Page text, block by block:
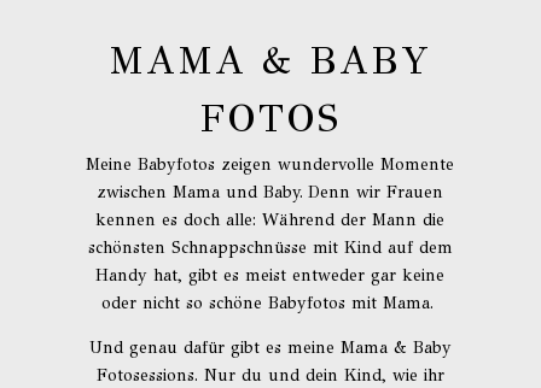
MAMA & BABY
FOTOS
Meine Babyfotos zeigen wundervolle Momente
zwischen Mama und Baby. Denn wir Frauen
kennen es doch alle: Während der Mann die
schönsten Schnappschnüsse mit Kind auf dem
Handy hat, gibt es meist entweder gar keine
oder nicht so schöne Babyfotos mit Mama.
Und genau dafür gibt es meine Mama & Baby
Fotosessions. Nur du und dein Kind, wie ihr